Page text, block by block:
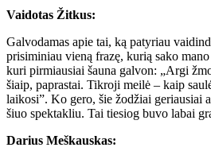
Vaidotas Žitkus:
Galvodamas apie tai, ką patyriau
prisiminiau vieną frazę, kurią sako
kuri pirmiausiai šauna galvon: „Argi
šiaip, paprastai. Tikroji meilė – kaip
laikosi”. Ko gero, šie žodžiai geriausiai
šiuo spektakliu. Tai tiesiog buvo labai
Darius Meškauskas: